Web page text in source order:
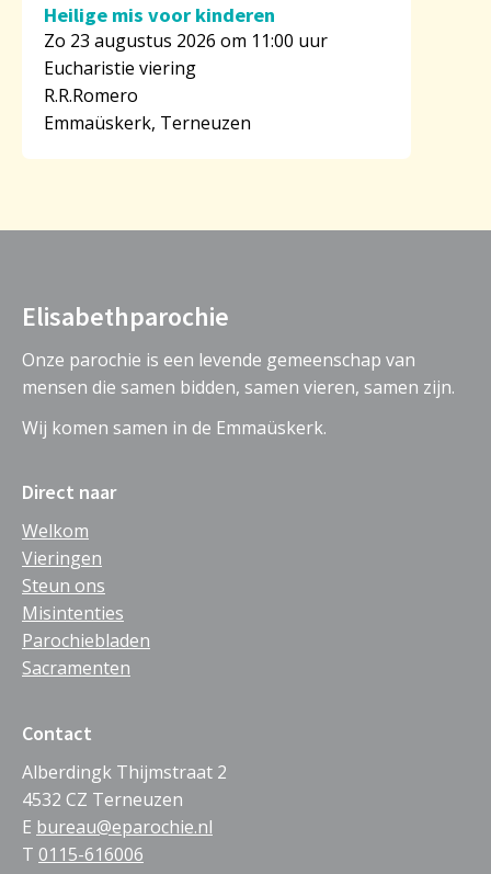
Heilige mis voor kinderen
Zo 23 augustus 2026 om 11:00 uur
Eucharistie viering
R.R.Romero
Emmaüskerk, Terneuzen
Elisabethparochie
Onze parochie is een levende gemeenschap van
mensen die samen bidden, samen vieren, samen zijn.
Wij komen samen in de Emmaüskerk.
Direct naar
Welkom
Vieringen
Steun ons
Misintenties
Parochiebladen
Sacramenten
Contact
Alberdingk Thijmstraat 2
4532 CZ Terneuzen
E bureau@eparochie.nl
T 0115-616006